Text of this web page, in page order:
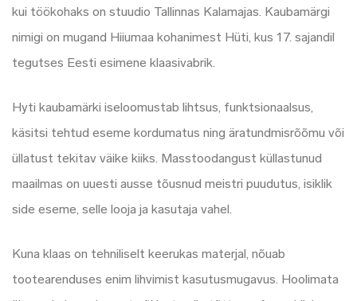
kui töökohaks on stuudio Tallinnas Kalamajas. Kaubamärgi
nimigi on mugand Hiiumaa kohanimest Hüti, kus 17. sajandil
tegutses Eesti esimene klaasivabrik.
Hyti kaubamärki iseloomustab lihtsus, funktsionaalsus,
käsitsi tehtud eseme kordumatus ning äratundmisrõõmu või
üllatust tekitav väike kiiks. Masstoodangust küllastunud
maailmas on uuesti ausse tõusnud meistri puudutus, isiklik
side eseme, selle looja ja kasutaja vahel.
Kuna klaas on tehniliselt keerukas materjal, nõuab
tootearenduses enim lihvimist kasutusmugavus. Hoolimata